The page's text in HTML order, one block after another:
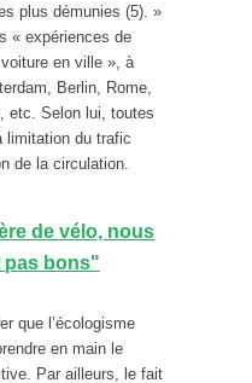
plus démunies (5). »
« expériences de
en ville », à
Berlin, Rome,
etc. Selon lui, toutes
limitation du trafic
de la circulation.
de vélo, nous
pas bons"
que l’écologisme
en main le
Par ailleurs, le fait